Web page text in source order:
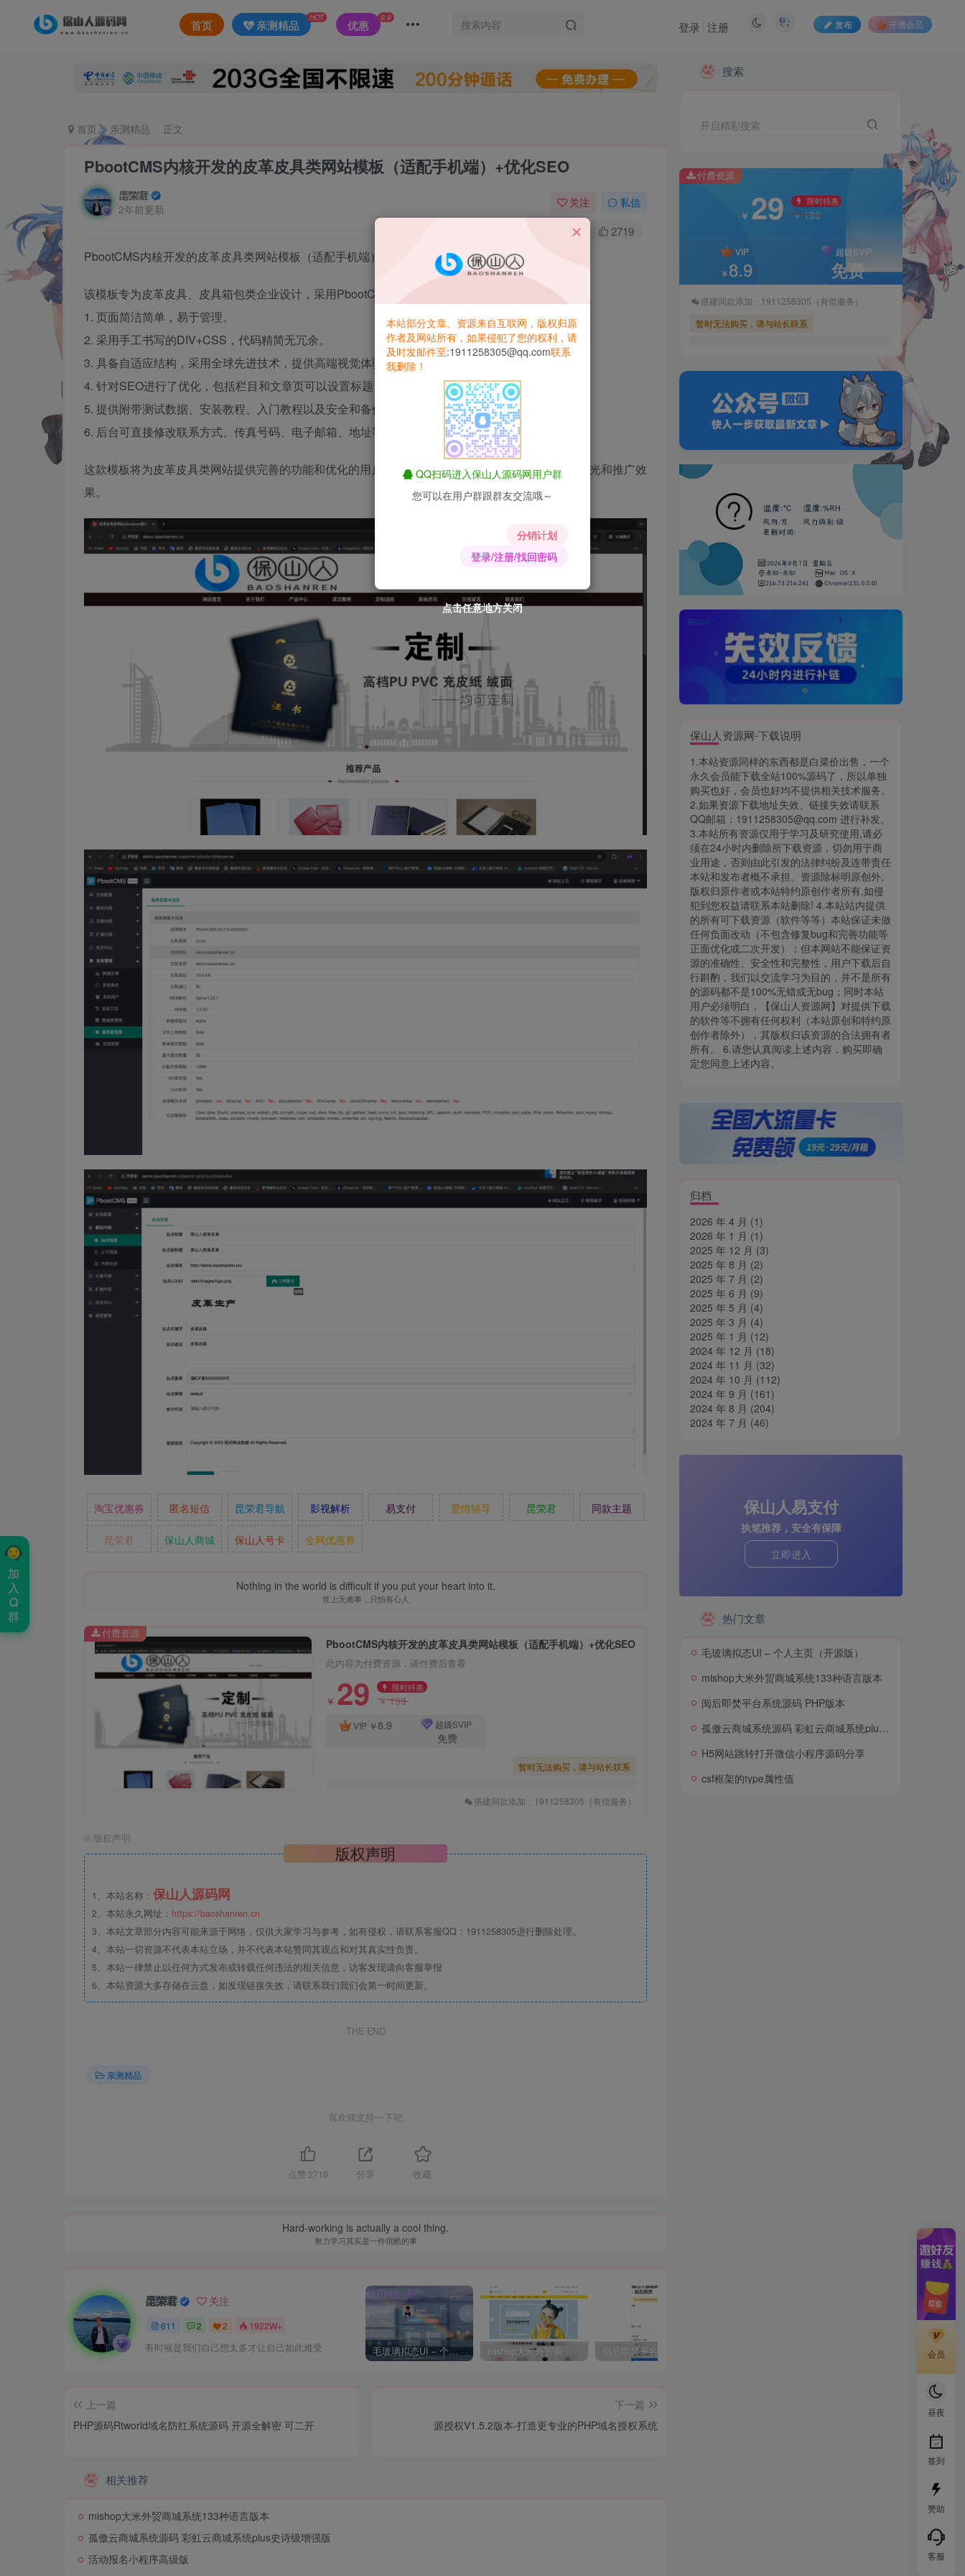
首页 亲测精品
HOT
优惠
9.9
发布 开通会员
登录 注册
首页 亲测精品 正文
PbootCMS内核开发的皮革皮具类网站模板（适配手机端）+优化SEO
昆荣君
2年前更新
关注 私信
5.5W+ 2719
PbootCMS内核开发的皮革皮具类网站模板（适配手机端）+优化SEO
该模板专为皮革皮具、皮具箱包类企业设计，采用PbootCMS内核，具有以下特点：
1. 页面简洁简单，易于管理。
2. 采用手工书写的DIV+CSS，代码精简无冗余。
3. 具备自适应结构，采用全球先进技术，提供高端视觉体验。
4. 针对SEO进行了优化，包括栏目和文章页可以设置标题、关键词和描述等信息。
5. 提供附带测试数据、安装教程、入门教程以及安全和备份教程，方便用户使用和操作。
6. 后台可直接修改联系方式、传真号码、电子邮箱、地址等信息，修改更加方便。
这款模板将为皮革皮具类网站提供完善的功能和优化的用户体验，助力企业在互联网上获得更好的曝光和推广效
果。
淘宝优惠券 匿名短信 昆荣君导航 影视解析 易支付 爱情辅导 昆荣君 同款主题
昆荣君 保山人商城 保山人号卡 全网优惠券
Nothing in the world is difficult if you put your heart into it.
世上无难事，只怕有心人
PbootCMS内核开发的皮革皮具类网站模板（适配手机端）+优化SEO
此内容为付费资源，请付费后查看
￥ 29 限时特惠
￥199
VIP ￥8.9 超级SVIP
免费
暂时无法购买，请与站长联系
搭建同款添加：1911258305（有偿服务）
付费资源
© 版权声明
版权声明
1、本站名称： 保山人源码网
2、本站永久网址： https://baoshanren.cn
3、本站文章部分内容可能来源于网络，仅供大家学习与参考，如有侵权，请联系客服QQ：1911258305进行删除处理。
4、本站一切资源不代表本站立场，并不代表本站赞同其观点和对其真实性负责。
5、本站一律禁止以任何方式发布或转载任何违法的相关信息，访客发现请向客服举报
6、本站资源大多存储在云盘，如发现链接失效，请联系我们我们会第一时间更新。
THE END
亲测精品
喜欢就支持一下吧
点赞 2719 分享 收藏
Hard-working is actually a cool thing.
努力学习其实是一件很酷的事
昆荣君 关注
611 2 2 1922W+
有时候是我们自己想太多才让自己如此难受 毛玻璃拟态UI – 个人主页（开源版） mishop大米外贸商城系统133种语言版本
上一篇
PHP源码Rtworld域名防红系统源码 开源全解密 可二开
下一篇
源授权V1.5.2版本-打造更专业的PHP域名授权系统
相关推荐
mishop大米外贸商城系统133种语言版本
孤傲云商城系统源码 彩虹云商城系统plus史诗级增强版
活动报名小程序高级版
付费资源
￥8.9 免费
搭建同款添加：1911258305（有偿服务）
暂时无法购买，请与站长联系
搜索
开启精彩搜索
付费资源
￥ 29 限时特惠
￥199
VIP
￥ 8.9
超级SVIP
免费
搭建同款添加：1911258305（有偿服务）
暂时无法购买，请与站长联系
保山人资源网-下载说明
1.本站资源同样的东西都是白菜价出售，一个
永久会员能下载全站100%源码了，所以单独
购买也好，会员也好均不提供相关技术服务。
2.如果资源下载地址失效、链接失效请联系
QQ邮箱：1911258305@qq.com 进行补发。
3.本站所有资源仅用于学习及研究使用,请必
须在24小时内删除所下载资源，切勿用于商
业用途，否则由此引发的法律纠纷及连带责任
本站和发布者概不承担。资源除标明原创外,
版权归原作者或本站特约原创作者所有,如侵
犯到您权益请联系本站删除! 4.本站站内提供
的所有可下载资源（软件等等）本站保证未做
任何负面改动（不包含修复bug和完善功能等
正面优化或二次开发）；但本网站不能保证资
源的准确性、安全性和完整性，用户下载后自
行斟酌，我们以交流学习为目的，并不是所有
的源码都不是100%无错或无bug；同时本站
用户必须明白，【保山人资源网】对提供下载
的软件等不拥有任何权利（本站原创和特约原
创作者除外），其版权归该资源的合法拥有者
所有。 6.请您认真阅读上述内容，购买即确
定您同意上述内容。
归档
2026 年 4 月 (1)
2026 年 1 月 (1)
2025 年 12 月 (3)
2025 年 8 月 (2)
2025 年 7 月 (2)
2025 年 6 月 (9)
2025 年 5 月 (4)
2025 年 3 月 (4)
2025 年 1 月 (12)
2024 年 12 月 (18)
2024 年 11 月 (32)
2024 年 10 月 (112)
2024 年 9 月 (161)
2024 年 8 月 (204)
2024 年 7 月 (46)
保山人易支付
执笔推荐，安全有保障
立即进入
热门文章
毛玻璃拟态UI – 个人主页（开源版）
mishop大米外贸商城系统133种语言版本
阅后即焚平台系统源码 PHP版本
孤傲云商城系统源码 彩虹云商城系统plus史诗级增强版
H5网站跳转打开微信小程序源码分享
csf框架的type属性值
点击任意地方关闭
点击任意地方关闭
点击任意地方关闭
点击任意地方关闭
点击任意地方关闭
点击任意地方关闭
点击任意地方关闭
本站部分文章、资源来自互联网，版权归原
作者及网站所有，如果侵犯了您的权利，请
及时发邮件至:1911258305@qq.com联系
我删除！
QQ扫码进入保山人源码网用户群
您可以在用户群跟群友交流哦～
分销计划
登录/注册/找回密码
会员
昼夜
签到
赞助
客服
加
入
Q
群